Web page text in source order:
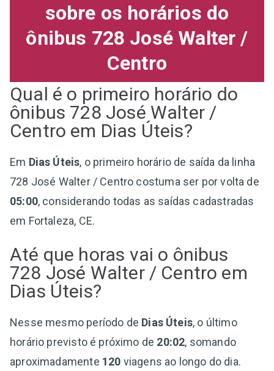
sobre os horários do
ônibus 728 José Walter /
Centro
Qual é o primeiro horário do
ônibus 728 José Walter /
Centro em Dias Úteis?
Em Dias Úteis, o primeiro horário de saída da linha
728 José Walter / Centro costuma ser por volta de
05:00, considerando todas as saídas cadastradas
em Fortaleza, CE.
Até que horas vai o ônibus
728 José Walter / Centro em
Dias Úteis?
Nesse mesmo período de Dias Úteis, o último
horário previsto é próximo de 20:02, somando
aproximadamente 120 viagens ao longo do dia.